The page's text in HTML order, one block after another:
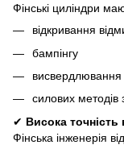
Фінські циліндри
відкривання
бампінгу
висвердлювання
силових методів
✔ Висока
Фінська інженерія